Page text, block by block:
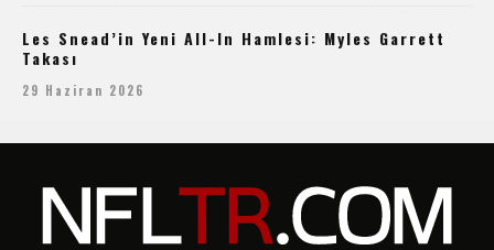
Les Snead’in Yeni All-In Hamlesi: Myles Garrett
Takası
29 Haziran 2026